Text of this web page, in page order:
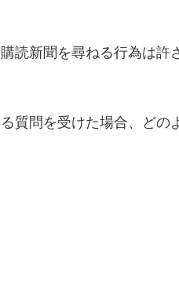
読新聞を尋ねる行為は許
質問を受けた場合、どの